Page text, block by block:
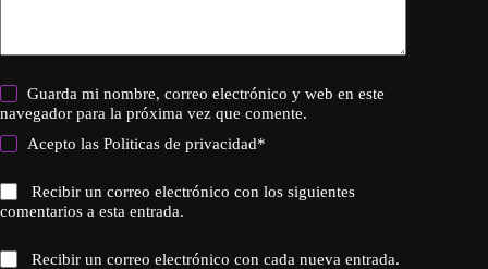
Guarda mi nombre, correo electrónico y web en este
navegador para la próxima vez que comente.
Acepto lasPoliticas de privacidad*
Recibir un correo electrónico con los siguientes
comentarios a esta entrada.
Recibir un correo electrónico con cada nueva entrada.